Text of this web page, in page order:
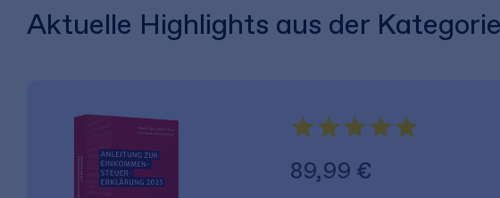
Aktuelle Highlights aus der
89,99 €